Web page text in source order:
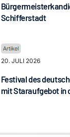
Schifferstadt
20. JULI 2026
Festival des
mit Staraufgebot in